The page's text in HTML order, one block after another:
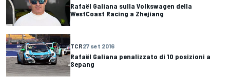
Rafaël Galiana sulla Volkswagen della
WestCoast Racing a Zhejiang
TCR27 set 2016
Rafaël Galiana penalizzato di 10 posizioni a
Sepang